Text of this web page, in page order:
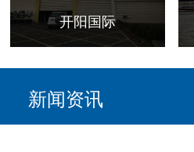
开阳国际
新闻资讯